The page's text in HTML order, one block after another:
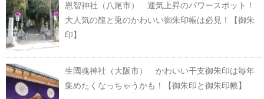
恩智神社（八尾市） 運気上昇のパワースポット！
大人気の龍と兎のかわいい御朱印帳は必見！【御朱
印】
生國魂神社（大阪市） かわいい干支御朱印は毎年
集めたくなっちゃうかも！【御朱印と御朱印帳】